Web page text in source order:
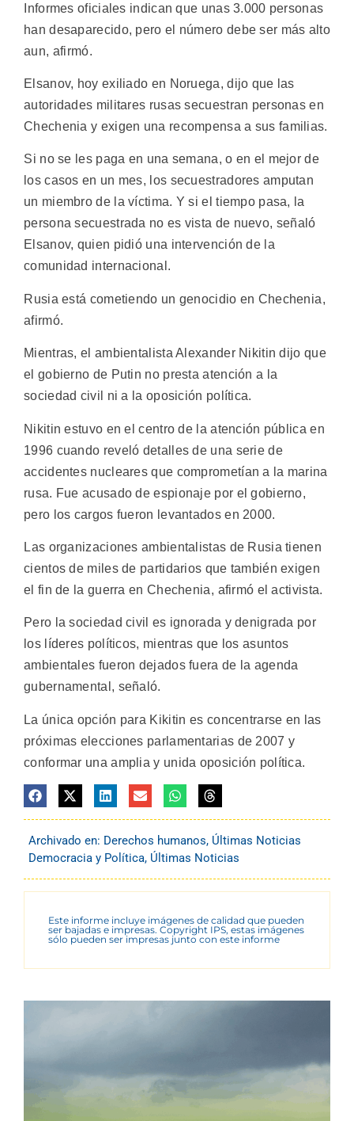
Informes oficiales indican que unas 3.000 personas
han desaparecido, pero el número debe ser más alto
aun, afirmó.
Elsanov, hoy exiliado en Noruega, dijo que las
autoridades militares rusas secuestran personas en
Chechenia y exigen una recompensa a sus familias.
Si no se les paga en una semana, o en el mejor de
los casos en un mes, los secuestradores amputan
un miembro de la víctima. Y si el tiempo pasa, la
persona secuestrada no es vista de nuevo, señaló
Elsanov, quien pidió una intervención de la
comunidad internacional.
Rusia está cometiendo un genocidio en Chechenia,
afirmó.
Mientras, el ambientalista Alexander Nikitin dijo que
el gobierno de Putin no presta atención a la
sociedad civil ni a la oposición política.
Nikitin estuvo en el centro de la atención pública en
1996 cuando reveló detalles de una serie de
accidentes nucleares que comprometían a la marina
rusa. Fue acusado de espionaje por el gobierno,
pero los cargos fueron levantados en 2000.
Las organizaciones ambientalistas de Rusia tienen
cientos de miles de partidarios que también exigen
el fin de la guerra en Chechenia, afirmó el activista.
Pero la sociedad civil es ignorada y denigrada por
los líderes políticos, mientras que los asuntos
ambientales fueron dejados fuera de la agenda
gubernamental, señaló.
La única opción para Kikitin es concentrarse en las
próximas elecciones parlamentarias de 2007 y
conformar una amplia y unida oposición política.
Archivado en: Derechos humanos, Últimas Noticias
Democracia y Política, Últimas Noticias
Este informe incluye imágenes de calidad que pueden
ser bajadas e impresas. Copyright IPS, estas imágenes
sólo pueden ser impresas junto con este informe